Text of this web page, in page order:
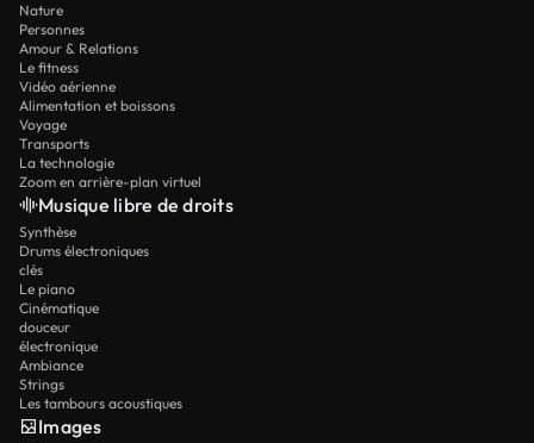
Nature
Personnes
Amour & Relations
Le fitness
Vidéo aérienne
Alimentation et boissons
Voyage
Transports
La technologie
Zoom en arrière-plan virtuel
Musique libre de droits
Synthèse
Drums électroniques
clés
Le piano
Cinématique
douceur
électronique
Ambiance
Strings
Les tambours acoustiques
Images